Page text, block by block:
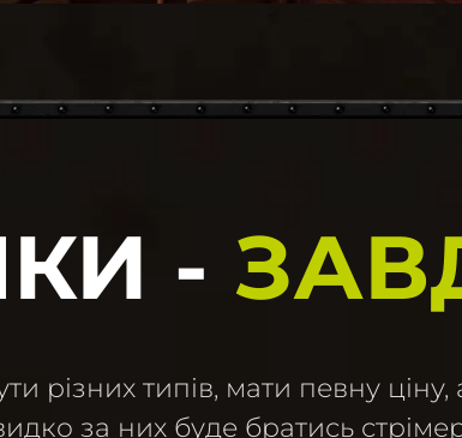
-
різних типів, мати певну ціну,
за них буде братись